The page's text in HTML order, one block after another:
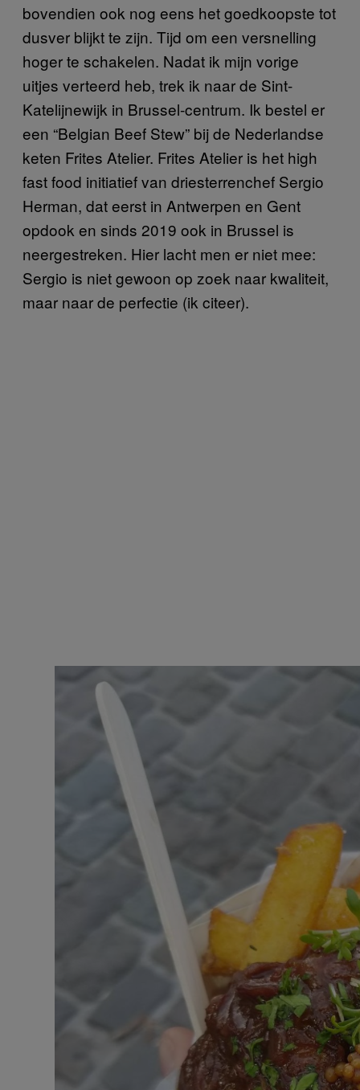
bovendien ook nog eens het goedkoopste tot
dusver blijkt te zijn. Tijd om een versnelling
hoger te schakelen. Nadat ik mijn vorige
uitjes verteerd heb, trek ik naar de Sint-
Katelijnewijk in Brussel-centrum. Ik bestel er
een “Belgian Beef Stew” bij de Nederlandse
keten Frites Atelier. Frites Atelier is het high
fast food initiatief van driesterrenchef Sergio
Herman, dat eerst in Antwerpen en Gent
opdook en sinds 2019 ook in Brussel is
neergestreken. Hier lacht men er niet mee:
Sergio is niet gewoon op zoek naar kwaliteit,
maar naar de perfectie (ik citeer).